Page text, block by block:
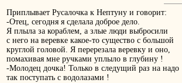
Приплывает Русалочка к Нептуну и говорит:
-Отец, сегодня я сделала доброе дело.
Я плыла за кораблем, а злые люди выбросили
с него на веревке какое-то существо с большой
круглой головой. Я перерезала веревку и оно,
помахивая мне ручками уплыло в глубину !
-Молодец дочка! Только в следущий раз на надо
так поступать с водолазами !